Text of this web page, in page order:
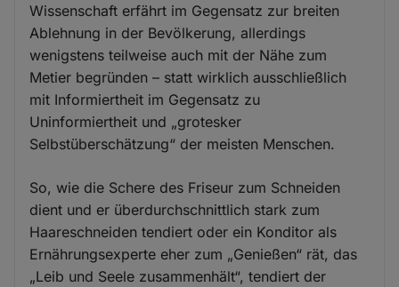
Wissenschaft erfährt im Gegensatz zur breiten
Ablehnung in der Bevölkerung, allerdings
wenigstens teilweise auch mit der Nähe zum
Metier begründen – statt wirklich ausschließlich
mit Informiertheit im Gegensatz zu
Uninformiertheit und „grotesker
Selbstüberschätzung“ der meisten Menschen.
So, wie die Schere des Friseur zum Schneiden
dient und er überdurchschnittlich stark zum
Haareschneiden tendiert oder ein Konditor als
Ernährungsexperte eher zum „Genießen“ rät, das
„Leib und Seele zusammenhält“, tendiert der